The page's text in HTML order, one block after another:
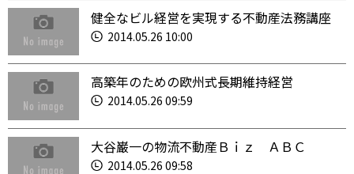
健全なビル経営を実現する不動産法務講座
2014.05.26 10:00
高築年のための欧州式長期維持経営
2014.05.26 09:59
大谷巌一の物流不動産Ｂｉｚ ＡＢＣ
2014.05.26 09:58